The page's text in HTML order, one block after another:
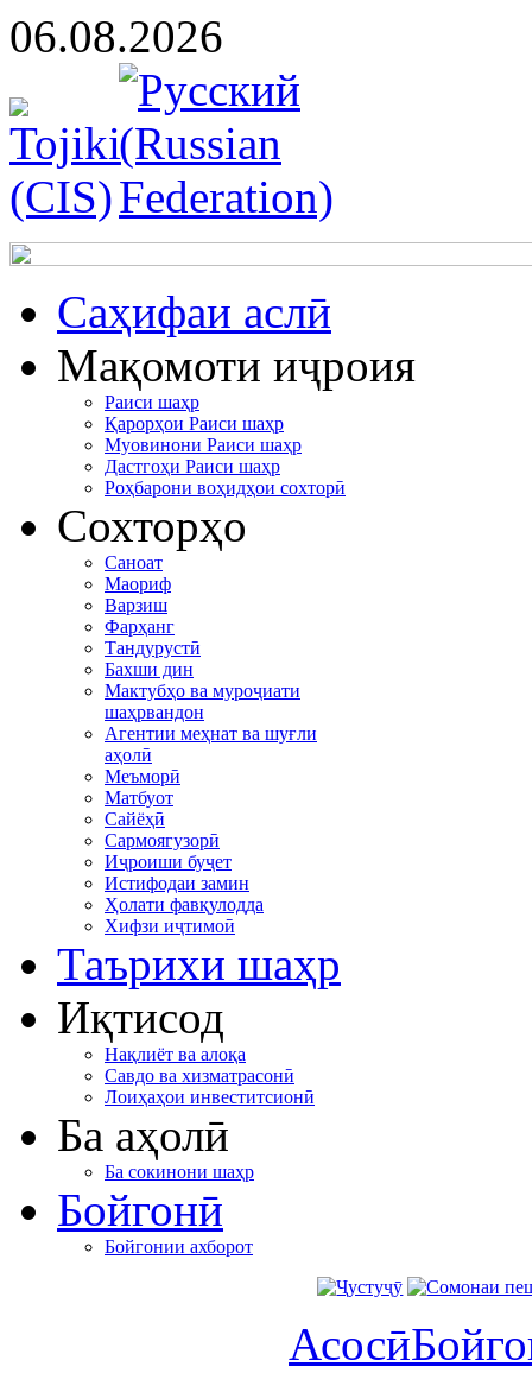
06.08.2026
Cаҳифаи аслӣ
Мақомоти иҷроия
Раиси шаҳр
Қарорҳои Раиси шаҳр
Муовинони Раиси шаҳр
Дастгоҳи Раиси шаҳр
Роҳбарони воҳидҳои сохторӣ
Сохторҳо
Саноат
Маориф
Варзиш
Фарҳанг
Тандурустӣ
Бахши дин
Мактубҳо ва муроҷиати
шаҳрвандон
Агентии меҳнат ва шуғли
аҳолӣ
Меъморӣ
Матбуот
Сайёҳӣ
Сармоягузорӣ
Иҷроиши буҷет
Истифодаи замин
Ҳолати фавқулодда
Хифзи иҷтимоӣ
Таърихи шаҳр
Иқтисод
Нақлиёт ва алоқа
Савдо ва хизматрасонӣ
Лоиҳаҳои инвеститсионӣ
Ба аҳолӣ
Ба сокинони шаҳр
Бойгонӣ
Бойгонии ахборот
Асосӣ